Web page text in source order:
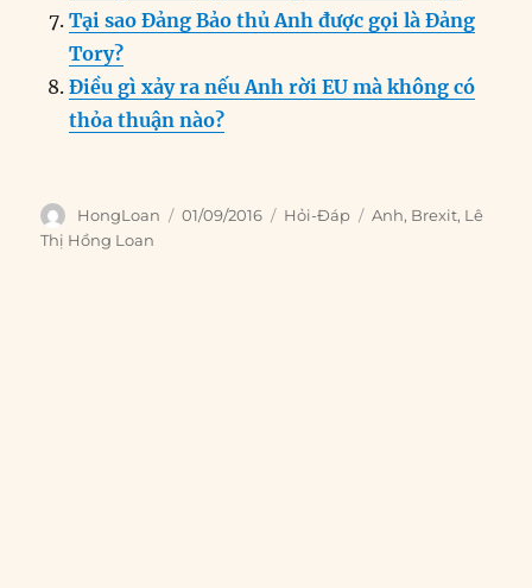
Tại sao Đảng Bảo thủ Anh được gọi là Đảng
Tory?
Điều gì xảy ra nếu Anh rời EU mà không có
thỏa thuận nào?
Author
HongLoan
Posted
01/09/2016 Categories
Hỏi-Đáp Tags
Anh, Brexit, Lê
Thị Hồng Loan